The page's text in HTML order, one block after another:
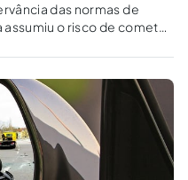
das normas de
o risco de cometer